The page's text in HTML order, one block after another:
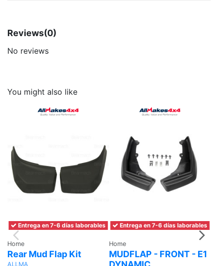
Reviews(0)
No reviews
You might also like
Entrega en 7-6 días laborables
Home
Rear Mud Flap Kit
ALLMA
Entrega en 7-6 días laborables
Home
MUDFLAP - FRONT - E1